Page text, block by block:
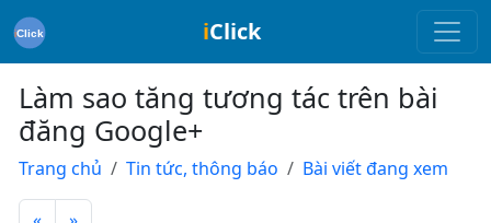
iClick
Làm sao tăng tương tác trên bài
đăng Google+
Trang chủ Tin tức, thông báo Bài viết đang xem